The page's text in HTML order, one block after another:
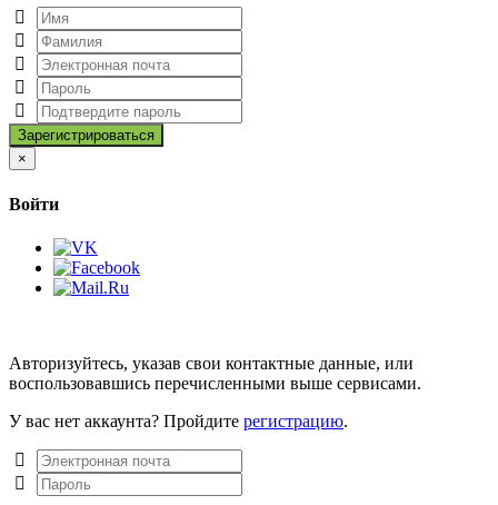
×
Войти
Авторизуйтесь, указав свои контактные данные, или
воспользовавшись перечисленными выше сервисами.
У вас нет аккаунта? Пройдите регистрацию.